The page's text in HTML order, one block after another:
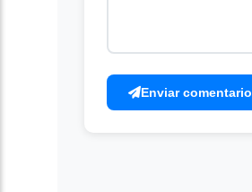
Enviar comentario